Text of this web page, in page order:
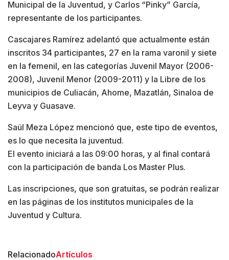
Municipal de la Juventud, y Carlos “Pinky” García,
representante de los participantes.
Cascajares Ramírez adelantó que actualmente están
inscritos 34 participantes, 27 en la rama varonil y siete
en la femenil, en las categorías Juvenil Mayor (2006-
2008), Juvenil Menor (2009-2011) y la Libre de los
municipios de Culiacán, Ahome, Mazatlán, Sinaloa de
Leyva y Guasave.
Saúl Meza López mencionó que, este tipo de eventos,
es lo que necesita la juventud.
El evento iniciará a las 09:00 horas, y al final contará
con la participación de banda Los Master Plus.
Las inscripciones, que son gratuitas, se podrán realizar
en las páginas de los institutos municipales de la
Juventud y Cultura.
RelacionadoArtículos